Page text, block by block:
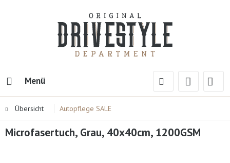
Menü
Übersicht Autopflege SALE
Microfasertuch, Grau, 40x40cm, 1200GSM